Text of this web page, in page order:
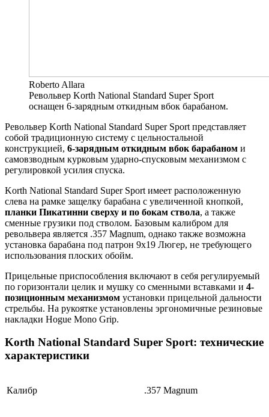
Roberto Allara
Револьвер Korth National Standard Super Sport
оснащен 6-зарядным откидным вбок барабаном.
Револьвер Korth National Standard Super Sport представляет
собой традиционную систему с цельностальной
конструкцией, 6-зарядным откидным вбок барабаном и
самовзводным курковым ударно-спусковым механизмом с
регулировкой усилия спуска.
Korth National Standard Super Sport имеет расположенную
слева на рамке защелку барабана с увеличенной кнопкой,
планки Пикатинни сверху и по бокам ствола, а также
сменные грузики под стволом. Базовым калибром для
револьвера является .357 Magnum, однако также возможна
установка барабана под патрон 9х19 Люгер, не требующего
использования плоских обойм.
Прицельные приспособления включают в себя регулируемый
по горизонтали целик и мушку со сменными вставками и 4-
позиционным механизмом установки прицельной дальности
стрельбы. На рукоятке установлены эргономичные резиновые
накладки Hogue Mono Grip.
Korth National Standard Super Sport: технические
характеристики
Калибр .357 Magnum